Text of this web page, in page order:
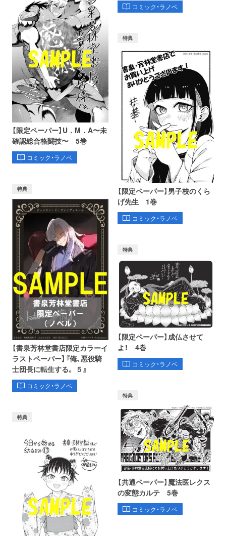
コミック・ラノベ
【限定ペーパー】U．M．A〜未
確認総合格闘技〜 5巻
コミック・ラノベ
特典
【限定ペーパー】男子校のくら
げ先生 1巻
コミック・ラノベ
特典
【書泉芳林堂書店限定カラーイ
ラストペーパー】『俺、悪役騎
士団長に転生する。 ５』
コミック・ラノベ
特典
【限定ペーパー】成仏させて
よ！ 4巻
コミック・ラノベ
特典
特典
【共通ペーパー】魔法医レクス
の変態カルテ 5巻
コミック・ラノベ